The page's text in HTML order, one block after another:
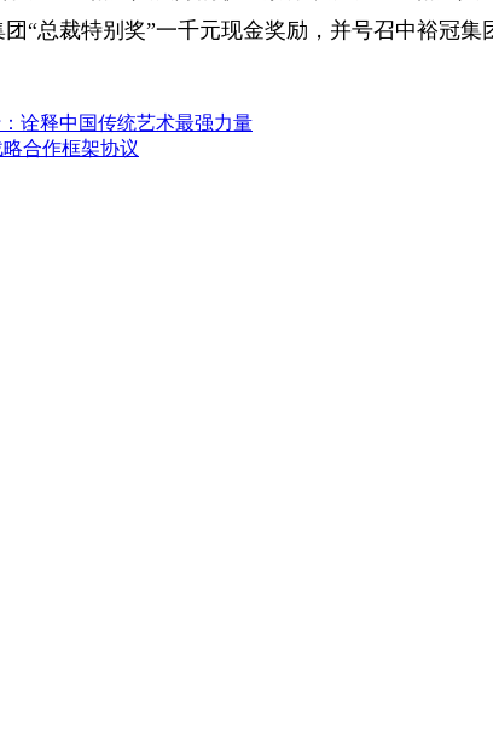
“总裁特别奖”一千元现金奖励，并号召中裕冠
诠释中国传统艺术最强力量
合作框架协议